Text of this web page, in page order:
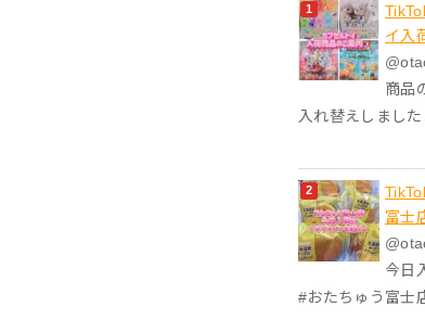
イ入
商品
入れ替えしました
富士
今日
#おたちゅう富士